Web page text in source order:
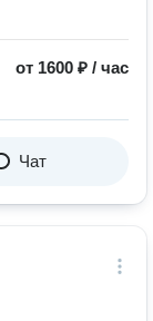
от 1600 ₽ / час
Чат